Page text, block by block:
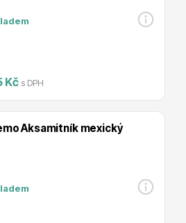
a řezané
Kč s DPH
Aksamitník mexický